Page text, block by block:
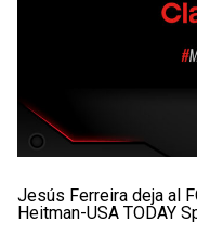
Jesús Ferreira deja al
Heitman-USA TODAY